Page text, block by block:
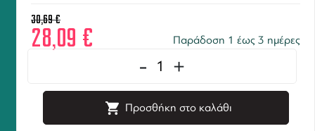
30,69€
28,09 € Παράδοση 1 έως 3 ημέρες
- +
Προσθήκη στο καλάθι